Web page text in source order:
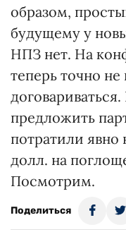
образом,
будущему у
НПЗ нет. На
теперь точно
предложить
потратили
долл. на
Посмотрим.
Поделиться